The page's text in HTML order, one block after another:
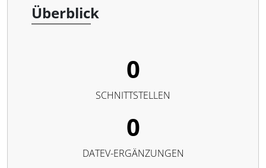
Überblick
0
SCHNITTSTELLEN
0
DATEV-ERGÄNZUNGEN